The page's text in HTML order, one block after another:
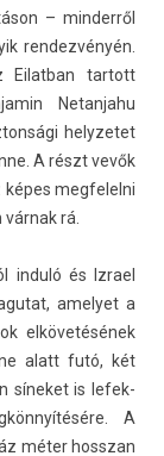
– min­derről
re­ndez­vényén.
Eilat­ban tar­tott
Netan­jahu
helyzetet
A részt vevők
képes meg­felel­ni
rá.
induló és Iz­rael
amelyet a
elkövetésének
alatt futó, két
síneket is lefek­
A
méter hosszan